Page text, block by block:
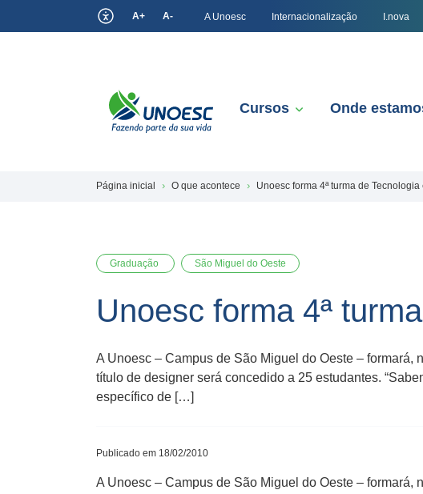
A+ A- A Unoesc Internacionalização I.nova
Cursos Onde
Página inicial O que acontece Unoesc forma 4ª turma de
Graduação São Miguel do Oeste
Unoesc forma 4ª
A Unoesc – Campus de São Miguel do Oeste –
título de designer será concedido a 25 estudantes.
específico de […]
Publicado em 18/02/2010
A Unoesc – Campus de São Miguel do Oeste –